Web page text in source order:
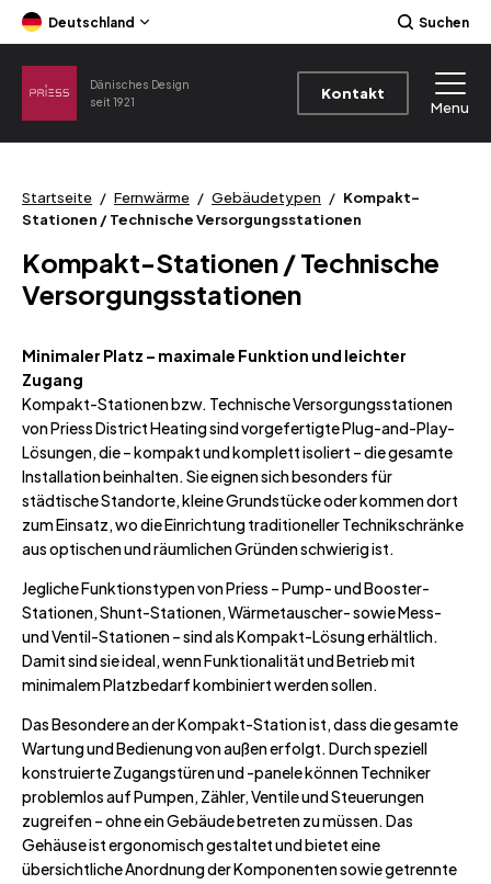
Deutschland Suchen
Dänisches Design
seit 1921
Kontakt
Menu
Startseite / Fernwärme / Gebäudetypen / Kompakt-
Stationen / Technische Versorgungsstationen
Kompakt-Stationen / Technische
Versorgungsstationen
Minimaler Platz – maximale Funktion und leichter
Zugang
Kompakt-Stationen bzw. Technische Versorgungsstationen
von Priess District Heating sind vorgefertigte Plug-and-Play-
Lösungen, die – kompakt und komplett isoliert – die gesamte
Installation beinhalten. Sie eignen sich besonders für
städtische Standorte, kleine Grundstücke oder kommen dort
zum Einsatz, wo die Einrichtung traditioneller Technikschränke
aus optischen und räumlichen Gründen schwierig ist.
Jegliche Funktionstypen von Priess – Pump- und Booster-
Stationen, Shunt-Stationen, Wärmetauscher- sowie Mess-
und Ventil-Stationen – sind als Kompakt-Lösung erhältlich.
Damit sind sie ideal, wenn Funktionalität und Betrieb mit
minimalem Platzbedarf kombiniert werden sollen.
Das Besondere an der Kompakt-Station ist, dass die gesamte
Wartung und Bedienung von außen erfolgt. Durch speziell
konstruierte Zugangstüren und -panele können Techniker
problemlos auf Pumpen, Zähler, Ventile und Steuerungen
zugreifen – ohne ein Gebäude betreten zu müssen. Das
Gehäuse ist ergonomisch gestaltet und bietet eine
übersichtliche Anordnung der Komponenten sowie getrennte